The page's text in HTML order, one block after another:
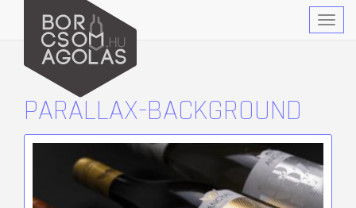
PARALLAX-BACKGROUND